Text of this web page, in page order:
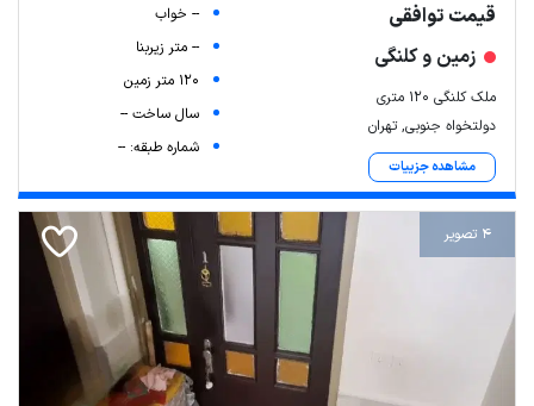
قیمت توافقی
زمین و کلنگی
ملک کلنگی ۱۲۰ متری
دولتخواه جنوبی, تهران
مشاهده جزییات
-- خواب
-- متر زیربنا
120 متر زمین
سال ساخت --
شماره طبقه: --
4 تصویر